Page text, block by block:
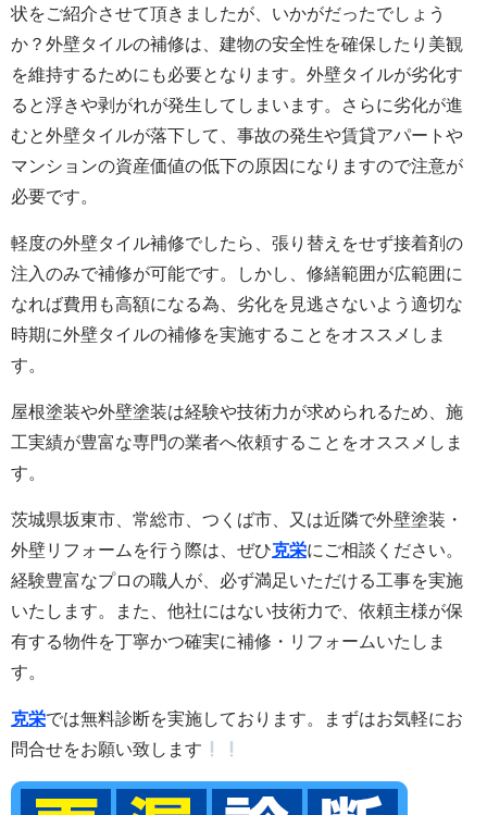
状をご紹介させて頂きましたが、いかがだったでしょう
か？ 外壁タイルの補修は、建物の安全性を確保したり美観
を維持するためにも必要となります。 外壁タイルが劣化す
ると浮きや剥がれが発生してしまいます。
さらに劣化が進
むと外壁タイルが落下して、事故の発生や賃貸アパートや
マンションの資産価値の低下の原因になりますので注意が
必要です。
軽度の外壁タイル補修でしたら、張り替えをせず接着剤の
注入のみで補修が可能です。しかし、 修繕範囲が広範囲に
なれば費用も高額になる為、劣化を見逃さないよう適切な
時期に外壁タイルの補修を実施することをオススメしま
す。
屋根塗装や外壁塗装は経験や技術力が求められるため、施
工実績が豊富な専門の業者へ依頼することをオススメしま
す。
茨城県坂東市、常総市、つくば市、又は近隣で外壁塗装・
外壁リフォームを行う際は、ぜひ克栄にご相談ください。
経験豊富なプロの職人が、必ず満足いただける工事を実施
いたします。また
、他社にはない技術力で、依頼主様が保
有する物件を丁寧かつ確実に補修・リフォームいたしま
す。
克栄では無料診断を実施しております。まずはお気軽にお
問合せをお願い致します